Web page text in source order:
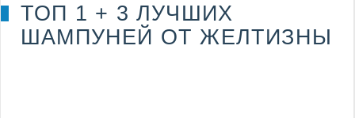
ТОП 1 + 3 ЛУЧШИХ
ШАМПУНЕЙ ОТ ЖЕЛТИЗНЫ